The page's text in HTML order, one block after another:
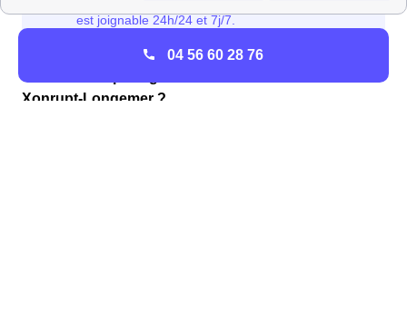
Xonrupt-Longemer ?
04 56 60 28 76